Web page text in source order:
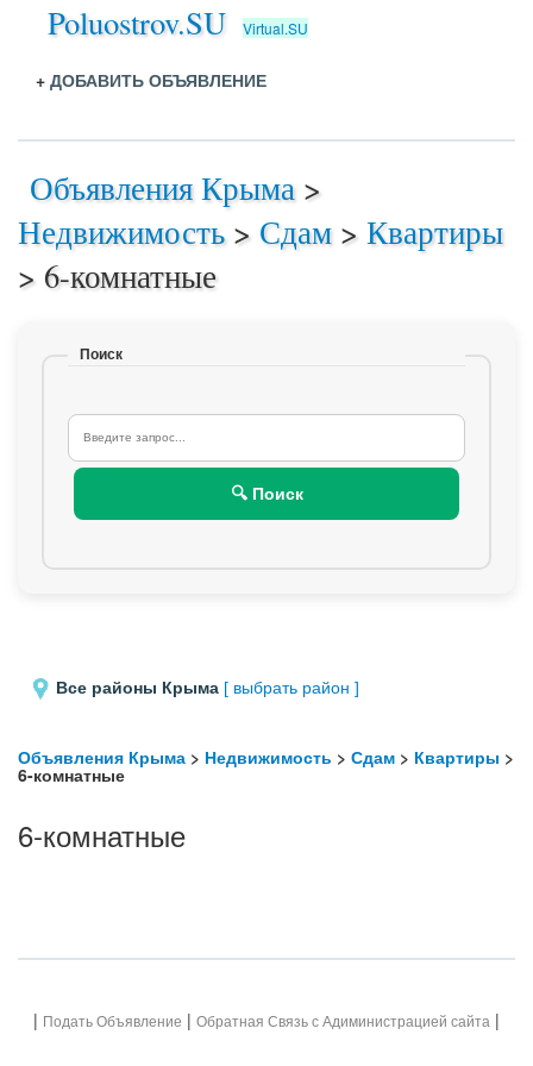
Poluostrov.SU Virtual.SU
+ ДОБАВИТЬ ОБЪЯВЛЕНИЕ
Объявления Крыма >
Недвижимость> Сдам > Квартиры
> 6-комнатные
Поиск
🔍 Поиск
Все районы Крыма [ выбрать район ]
Объявления Крыма > Недвижимость > Сдам > Квартиры >
6-комнатные
6-комнатные
| Подать Объявление | Обратная Связь с Адиминистрацией сайта |